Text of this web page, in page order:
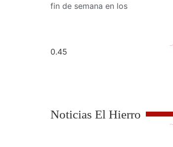
fin de semana en los
Noticias El Hierro